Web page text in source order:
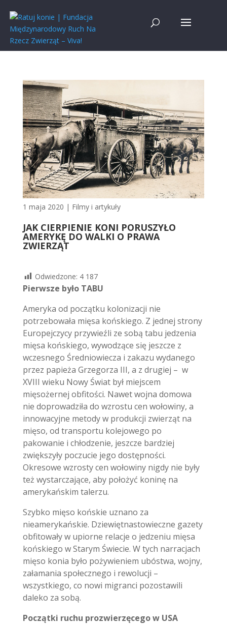
1 maja 2020 | Filmy i artykuły
JAK CIERPIENIE KONI PORUSZYŁO
AMERYKĘ DO WALKI O PRAWA
ZWIERZĄT
Odwiedzone: 4 187
Pierwsze było TABU
Ameryka od początku kolonizacji nie
potrzebowała mięsa końskiego. Z jednej strony
Europejczycy przywieźli ze sobą tabu jedzenia
mięsa końskiego, wywodzące się jeszcze z
wczesnego Średniowiecza i zakazu wydanego
przez papieża Grzegorza III, a z drugiej – w
XVIII wieku Nowy Świat był miejscem
mięsożernej obfitości. Nawet wojna domowa
nie doprowadziła do wzrostu cen wołowiny, a
innowacyjne metody w produkcji zwierząt na
mięso, od transportu kolejowego po
pakowanie i chłodzenie, jeszcze bardziej
zwiększyły poczucie jego dostępności.
Okresowe wzrosty cen wołowiny nigdy nie były
też wystarczające, aby położyć koninę na
amerykańskim talerzu.
Szybko mięso końskie uznano za
nieamerykańskie. Dziewiętnastowieczne gazety
obfitowały w upiorne relacje o jedzeniu mięsa
końskiego w Starym Świecie. W tych narracjach
mięso konia było pożywieniem ubóstwa, wojny,
załamania społecznego i rewolucji –
wszystkiego, co nowi migranci pozostawili
daleko za sobą.
Początki ruchu prozwierzęcego w USA